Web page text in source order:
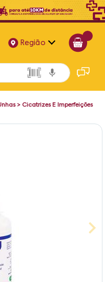
Região
Alagoas
Bahia
> Cicatrizes E Imperfeições